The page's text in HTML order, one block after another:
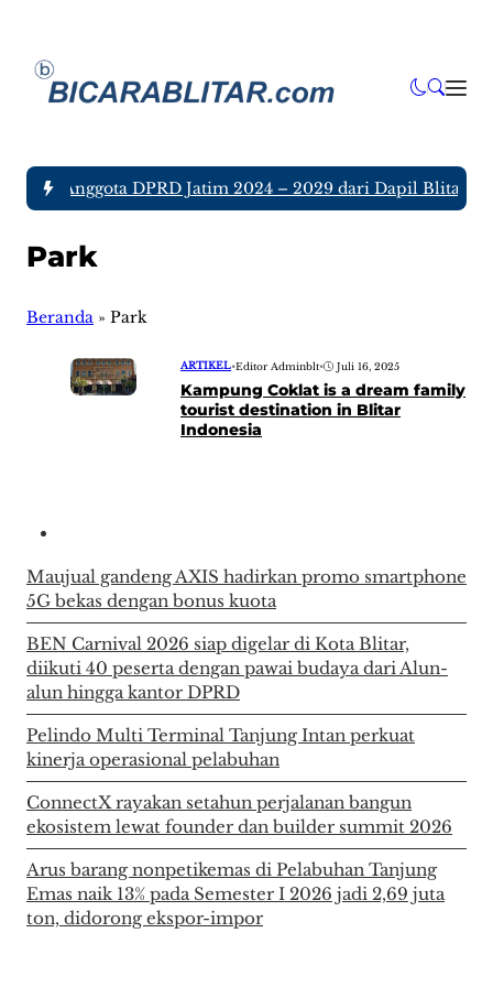
tujuh Anggota DPRD Jatim 2024 – 2029 dari Dapil Blitar
Park
Beranda » Park
ARTIKEL•Editor Adminblt• Juli 16, 2025
Kampung Coklat is a dream family
tourist destination in Blitar
Indonesia
Maujual gandeng AXIS hadirkan promo smartphone
5G bekas dengan bonus kuota
BEN Carnival 2026 siap digelar di Kota Blitar,
diikuti 40 peserta dengan pawai budaya dari Alun-
alun hingga kantor DPRD
Pelindo Multi Terminal Tanjung Intan perkuat
kinerja operasional pelabuhan
ConnectX rayakan setahun perjalanan bangun
ekosistem lewat founder dan builder summit 2026
Arus barang nonpetikemas di Pelabuhan Tanjung
Emas naik 13% pada Semester I 2026 jadi 2,69 juta
ton, didorong ekspor-impor